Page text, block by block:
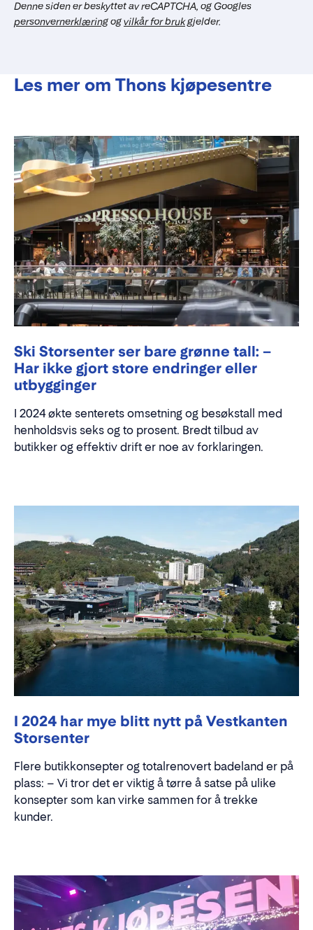
Denne siden er beskyttet av reCAPTCHA, og Googles
personvernerklæringogvilkår for brukgjelder.
Les mer om Thons kjøpesentre
Ski Storsenter ser bare grønne tall: –
Har ikke gjort store endringer eller
utbygginger
I 2024 økte senterets omsetning og besøkstall med
henholdsvis seks og to prosent. Bredt tilbud av
butikker og effektiv drift er noe av forklaringen.
I 2024 har mye blitt nytt på Vestkanten
Storsenter
Flere butikkonsepter og totalrenovert badeland er på
plass: – Vi tror det er viktig å tørre å satse på ulike
konsepter som kan virke sammen for å trekke
kunder.